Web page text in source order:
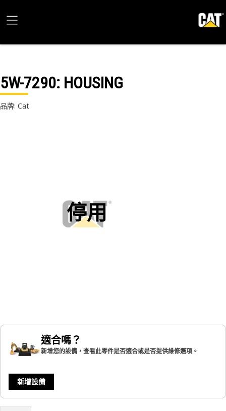
5W-7290: HOUSING
品牌: Cat
停用
適合嗎？
新增您的設備，查看此零件是否適合或是否提供維修選項。
新增設備